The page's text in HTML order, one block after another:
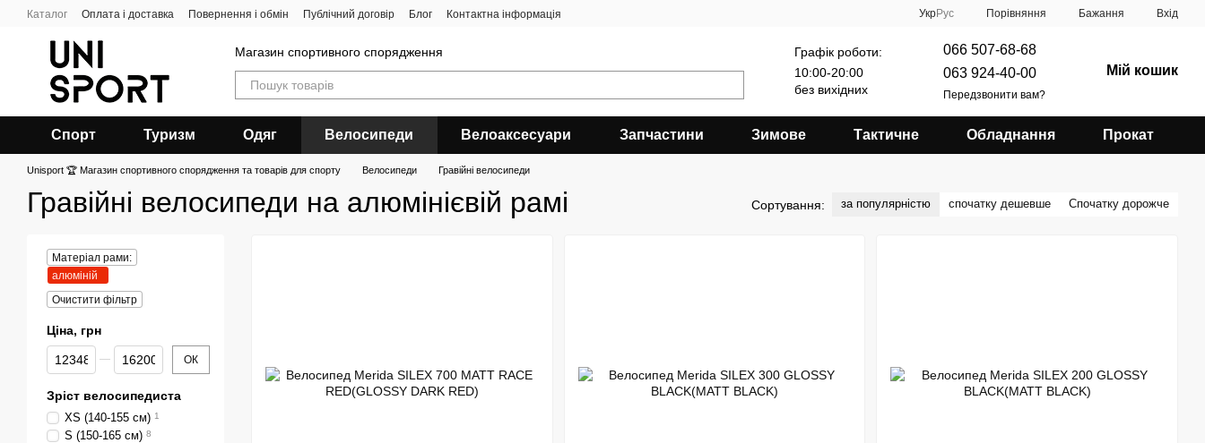
Перейти до основного контенту
Каталог Оплата і доставка Повернення і обмін Публічний договір Блог Контактна інформація УкрРус Порівняння Бажання Вхід
Магазин спортивного спорядження
Графік роботи:
10:00-20:00
без вихідних
066 507-68-68
063 924-40-00
Передзвонити вам?
Мій кошик
Спорт Туризм Одяг Велосипеди Велоаксесуари Запчастини Зимове Тактичне Обладнання Прокат
Unisport 🏆 Магазин спортивного спорядження та товарів для спорту Велосипеди Гравійні велосипеди
Гравійні велосипеди на алюмінієвій рамі Сортування: за популярністю спочатку дешевше Спочатку дорожче
Матеріал рами:
алюміній
Очистити фільтр
Ціна, грн
Від Ціна, грн
До Ціна, грн ОК
Зріст велосипедиста
XS (140-155 см) 1
S (150-165 см) 8